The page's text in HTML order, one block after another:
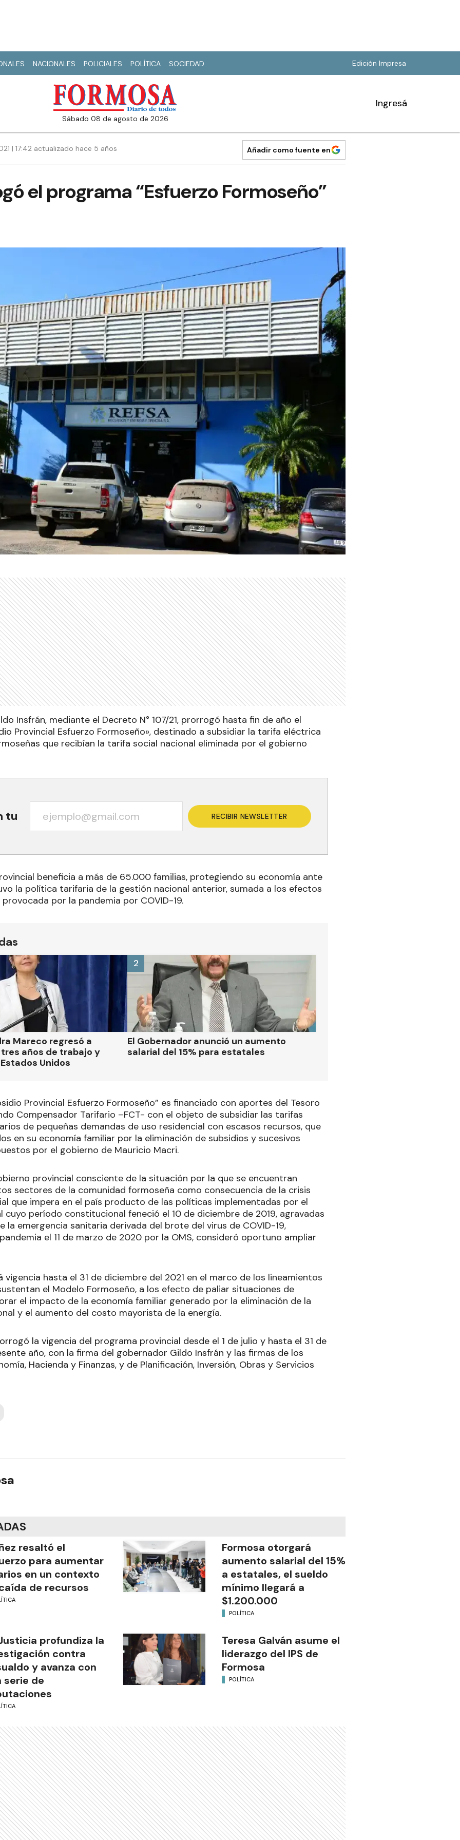
NACIONALES POLICIALES POLÍTICA SOCIEDAD Edición Impresa
sábado 08 de agosto de 2026
Ingresá
| 17:42 actualizado hace 5 años Añadir como fuente en
el programa “Esfuerzo Formoseño”
Insfrán, mediante el Decreto N° 107/21, prorrogó hasta fin de año el
Provincial Esfuerzo Formoseño», destinado a subsidiar la tarifa eléctrica
que recibían la tarifa social nacional eliminada por el gobierno
tu RECIBIR NEWSLETTER
beneficia a más de 65.000 familias, protegiendo su economía ante
la política tarifaria de la gestión nacional anterior, sumada a los efectos
por la pandemia por COVID-19.
Mareco regresó a
años de trabajo y
Unidos
El Gobernador anunció un aumento
salarial del 15% para estatales
2
Provincial Esfuerzo Formoseño” es financiado con aportes del Tesoro
Compensador Tarifario –FCT- con el objeto de subsidiar las tarifas
de pequeñas demandas de uso residencial con escasos recursos, que
en su economía familiar por la eliminación de subsidios y sucesivos
por el gobierno de Mauricio Macri.
provincial consciente de la situación por la que se encuentran
sectores de la comunidad formoseña como consecuencia de la crisis
que impera en el país producto de las políticas implementadas por el
cuyo período constitucional feneció el 10 de diciembre de 2019, agravadas
la emergencia sanitaria derivada del brote del virus de COVID-19,
el 11 de marzo de 2020 por la OMS, consideró oportuno ampliar
vigencia hasta el 31 de diciembre del 2021 en el marco de los lineamientos
el Modelo Formoseño, a los efecto de paliar situaciones de
el impacto de la economía familiar generado por la eliminación de la
y el aumento del costo mayorista de la energía.
la vigencia del programa provincial desde el 1 de julio y hasta el 31 de
año, con la firma del gobernador Gildo Insfrán y las firmas de los
Hacienda y Finanzas, y de Planificación, Inversión, Obras y Servicios
resaltó el
para aumentar
en un contexto
de recursos
Formosa otorgará
aumento salarial del 15%
a estatales, el sueldo
mínimo llegará a
$1.200.000
POLÍTICA
profundiza la
contra
y avanza con
serie de
Teresa Galván asume el
liderazgo del IPS de
Formosa
POLÍTICA